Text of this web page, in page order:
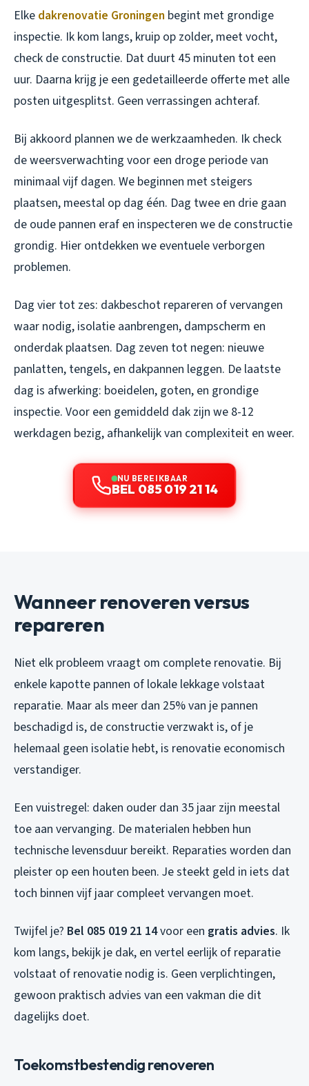
Elke dakrenovatie Groningen begint met grondige
inspectie. Ik kom langs, kruip op zolder, meet vocht,
check de constructie. Dat duurt 45 minuten tot een
uur. Daarna krijg je een gedetailleerde offerte met alle
posten uitgesplitst. Geen verrassingen achteraf.
Bij akkoord plannen we de werkzaamheden. Ik check
de weersverwachting voor een droge periode van
minimaal vijf dagen. We beginnen met steigers
plaatsen, meestal op dag één. Dag twee en drie gaan
de oude pannen eraf en inspecteren we de constructie
grondig. Hier ontdekken we eventuele verborgen
problemen.
Dag vier tot zes: dakbeschot repareren of vervangen
waar nodig, isolatie aanbrengen, dampscherm en
onderdak plaatsen. Dag zeven tot negen: nieuwe
panlatten, tengels, en dakpannen leggen. De laatste
dag is afwerking: boeidelen, goten, en grondige
inspectie. Voor een gemiddeld dak zijn we 8-12
werkdagen bezig, afhankelijk van complexiteit en weer.
NU BEREIKBAAR
BEL 085 019 21 14
Wanneer renoveren versus
repareren
Niet elk probleem vraagt om complete renovatie. Bij
enkele kapotte pannen of lokale lekkage volstaat
reparatie. Maar als meer dan 25% van je pannen
beschadigd is, de constructie verzwakt is, of je
helemaal geen isolatie hebt, is renovatie economisch
verstandiger.
Een vuistregel: daken ouder dan 35 jaar zijn meestal
toe aan vervanging. De materialen hebben hun
technische levensduur bereikt. Reparaties worden dan
pleister op een houten been. Je steekt geld in iets dat
toch binnen vijf jaar compleet vervangen moet.
Twijfel je? Bel 085 019 21 14voor een gratis advies. Ik
kom langs, bekijk je dak, en vertel eerlijk of reparatie
volstaat of renovatie nodig is. Geen verplichtingen,
gewoon praktisch advies van een vakman die dit
dagelijks doet.
Toekomstbestendig renoveren